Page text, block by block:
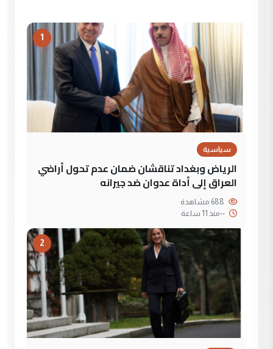
1
سياسية
الرياض وبغداد تناقشان ضمان عدم تحول أراضي
العراق إلى أداة عدوان ضد جيرانه
--منذ 11 ساعة
2